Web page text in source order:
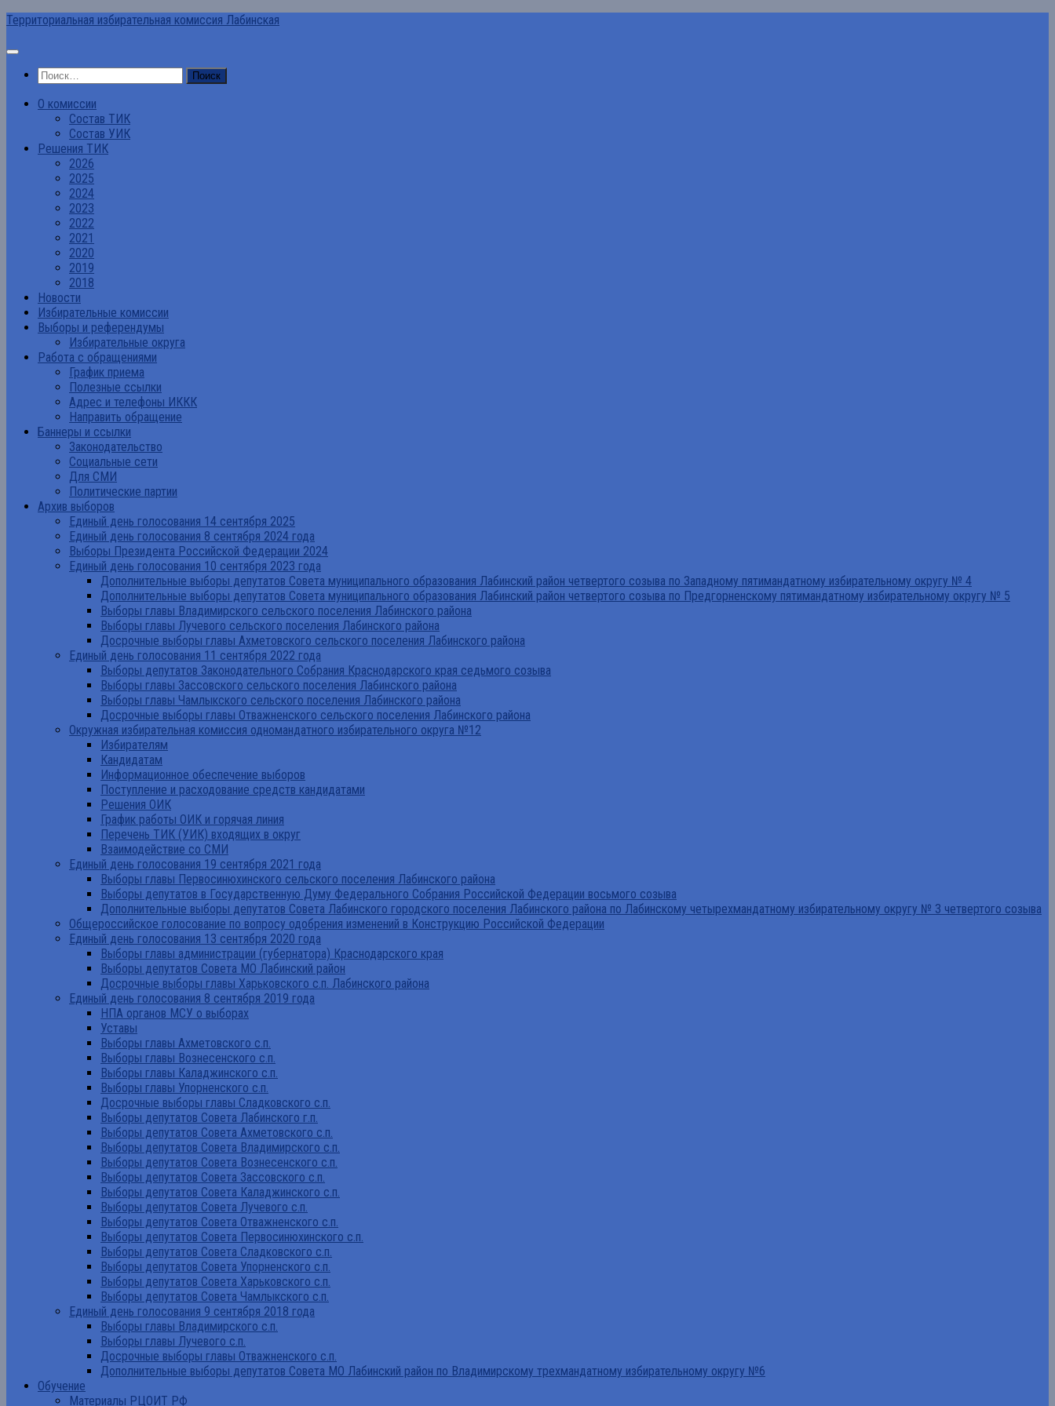
Перейти
содержимому
Территориальная избирательная комиссия Лабинская
Найти:
О комиссии
Состав ТИК
Состав УИК
Решения ТИК
2026
2025
2024
2023
2022
2021
2020
2019
2018
Новости
Избирательные комиссии
Выборы и референдумы
Избирательные округа
Работа с обращениями
График приема
Полезные ссылки
Адрес и телефоны ИККК
Направить обращение
Баннеры и ссылки
Законодательство
Социальные сети
Для СМИ
Политические партии
Архив выборов
Единый день голосования 14 сентября 2025
Единый день голосования 8 сентября 2024 года
Выборы Президента Российской Федерации 2024
Единый день голосования 10 сентября 2023 года
Дополнительные выборы депутатов Совета муниципального образования Лабинский район четвертого созыва по Западному пятимандатному избирательному округу № 4
Дополнительные выборы депутатов Совета муниципального образования Лабинский район четвертого созыва по Предгорненскому пятимандатному избирательному округу № 5
Выборы главы Владимирского сельского поселения Лабинского района
Выборы главы Лучевого сельского поселения Лабинского района
Досрочные выборы главы Ахметовского сельского поселения Лабинского района
Единый день голосования 11 сентября 2022 года
Выборы депутатов Законодательного Собрания Краснодарского края седьмого созыва
Выборы главы Зассовского сельского поселения Лабинского района
Выборы главы Чамлыкского сельского поселения Лабинского района
Досрочные выборы главы Отважненского сельского поселения Лабинского района
Окружная избирательная комиссия одномандатного избирательного округа №12
Избирателям
Кандидатам
Информационное обеспечение выборов
Поступление и расходование средств кандидатами
Решения ОИК
График работы ОИК и горячая линия
Перечень ТИК (УИК) входящих в округ
Взаимодействие со СМИ
Единый день голосования 19 сентября 2021 года
Выборы главы Первосинюхинского сельского поселения Лабинского района
Выборы депутатов в Государственную Думу Федерального Собрания Российской Федерации восьмого созыва
Дополнительные выборы депутатов Совета Лабинского городского поселения Лабинского района по Лабинскому четырехмандатному избирательному округу № 3 четвертого созыва
Общероссийское голосование по вопросу одобрения изменений в Конструкцию Российской Федерации
Единый день голосования 13 сентября 2020 года
Выборы главы администрации (губернатора) Краснодарского края
Выборы депутатов Совета МО Лабинский район
Досрочные выборы главы Харьковского с.п. Лабинского района
Единый день голосования 8 сентября 2019 года
НПА органов МСУ о выборах
Уставы
Выборы главы Ахметовского с.п.
Выборы главы Вознесенского с.п.
Выборы главы Каладжинского с.п.
Выборы главы Упорненского с.п.
Досрочные выборы главы Сладковского с.п.
Выборы депутатов Совета Лабинского г.п.
Выборы депутатов Совета Ахметовского с.п.
Выборы депутатов Совета Владимирского с.п.
Выборы депутатов Совета Вознесенского с.п.
Выборы депутатов Совета Зассовского с.п.
Выборы депутатов Совета Каладжинского с.п.
Выборы депутатов Совета Лучевого с.п.
Выборы депутатов Совета Отважненского с.п.
Выборы депутатов Совета Первосинюхинского с.п.
Выборы депутатов Совета Сладковского с.п.
Выборы депутатов Совета Упорненского с.п.
Выборы депутатов Совета Харьковского с.п.
Выборы депутатов Совета Чамлыкского с.п.
Единый день голосования 9 сентября 2018 года
Выборы главы Владимирского с.п.
Выборы главы Лучевого с.п.
Досрочные выборы главы Отважненского с.п.
Дополнительные выборы депутатов Совета МО Лабинский район по Владимирскому трехмандатному избирательному округу №6
Обучение
Материалы РЦОИТ РФ